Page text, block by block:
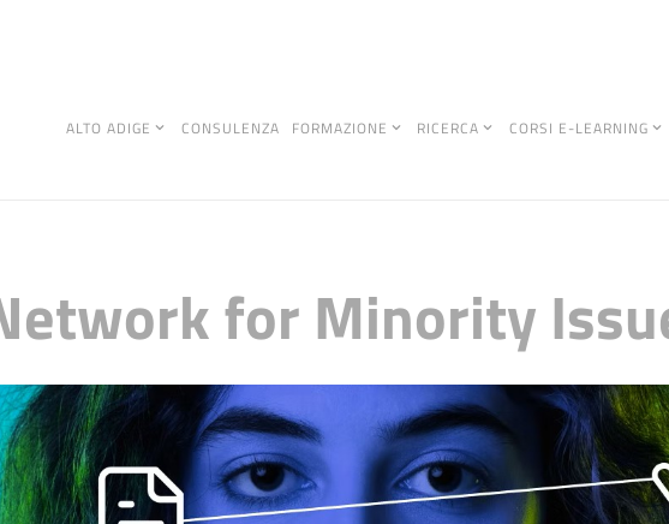
ALTO ADIGE CONSULENZA FORMAZIONE RICERCA CORSI E-LEARNING
for Minority